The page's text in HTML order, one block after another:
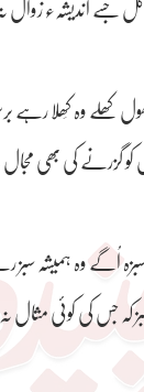
جسے اندیشہء زوال
کھلے وہ کِھلا رہے
کو گزرنے کی بھی مجال
اُگے وہ ہمیشہ سبز
کہ جس کی کوئی مثال